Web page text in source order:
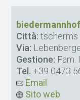
biedermannhof
Città: tscherms
Via:
Gestione: Fam.
Tel. +39 0473
Email
Sito web